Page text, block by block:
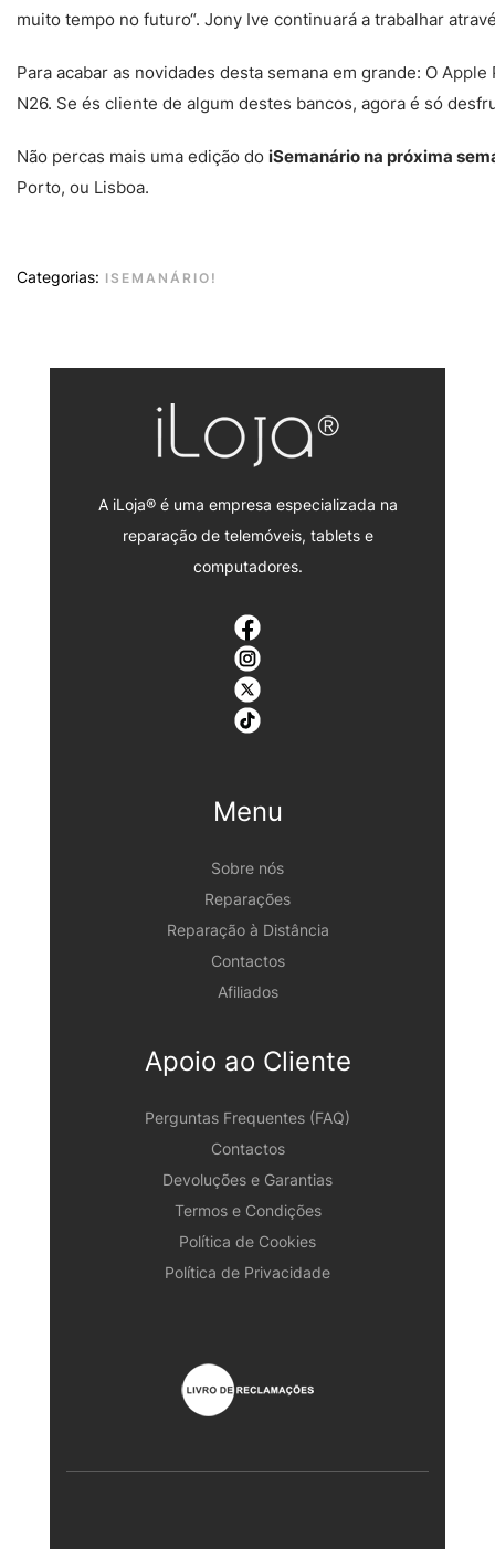
muito tempo no futuro“. Jony Ive continuará a trabalhar
Para acabar as novidades desta semana em grande: O Apple
N26. Se és cliente de algum destes bancos, agora é só
Não percas mais uma edição do iSemanário na próxima
Porto, ou Lisboa.
Categorias: ISEMANÁRIO!
A iLoja® é uma empresa especializada na
reparação de telemóveis, tablets e
computadores.
Menu
Sobre nós
Reparações
Reparação à Distância
Contactos
Afiliados
Apoio ao Cliente
Perguntas Frequentes (FAQ)
Contactos
Devoluções e Garantias
Termos e Condições
Política de Cookies
Política de Privacidade